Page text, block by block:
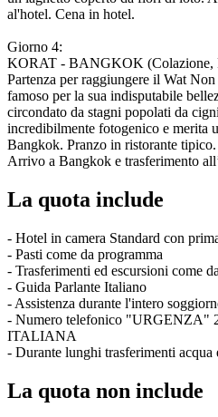
al'hotel. Cena in hotel.
Giorno 4:
KORAT - BANGKOK (Colazione,
Partenza per raggiungere il Wat
famoso per la sua indisputabile
circondato da stagni popolati da
incredibilmente fotogenico e merita
Bangkok. Pranzo in ristorante tipico.
Arrivo a Bangkok e trasferimento
La quota include
- Hotel in camera Standard con
- Pasti come da programma
- Trasferimenti ed escursioni come
- Guida Parlante Italiano
- Assistenza durante l'intero
- Numero telefonico "URGENZA"
ITALIANA
- Durante lunghi trasferimenti acqua
La quota non include